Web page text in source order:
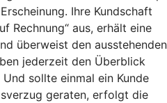
Ihre Kundschaft
Rechnung“ aus, erhält eine
überweist den ausstehenden
jederzeit den Überblick
sollte einmal ein Kunde
geraten, erfolgt die